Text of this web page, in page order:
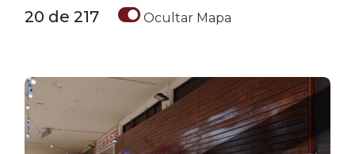
20 de 217 Ocultar Mapa